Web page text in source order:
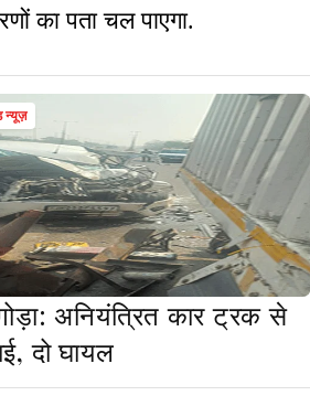
का पता चल पाएगा.
न्यूज़
अनियंत्रित कार ट्रक से
दो घायल